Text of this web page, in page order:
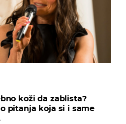
koži da zablista?
pitanja koja si i same